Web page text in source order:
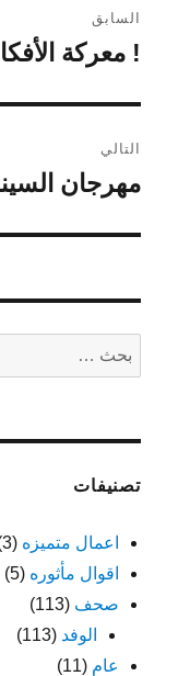
المقالات
السابق
المقالة
! معركة
التالي
المقالة
مهرجان
عن:
تصنيفات
اعمال متميزه (3)
اقوال مأثوره (5)
صحف (113)
الوفد (113)
عام (11)